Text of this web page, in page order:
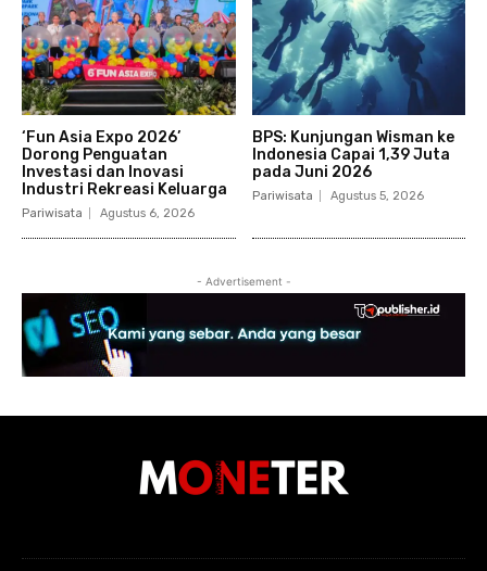
‘Fun Asia Expo 2026’
Dorong Penguatan
Investasi dan Inovasi
Industri Rekreasi Keluarga
Pariwisata Agustus 6, 2026
BPS: Kunjungan Wisman ke
Indonesia Capai 1,39 Juta
pada Juni 2026
Pariwisata Agustus 5, 2026
- Advertisement -